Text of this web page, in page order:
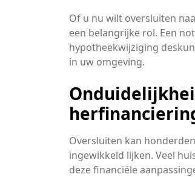
Of u nu wilt oversluiten
een belangrijke rol. Een
hypotheekwijziging
in uw omgeving.
Oversluiten kan
ingewikkeld lijken. Veel
deze financiële